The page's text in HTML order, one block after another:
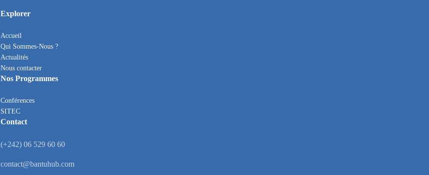
Explorer
Accueil
Qui Sommes-Nous ?
Actualités
Nous contacter
Nos Programmes
Conférences
SITEC
Contact
(+242) 06 529 60 60
contact@bantuhub.com